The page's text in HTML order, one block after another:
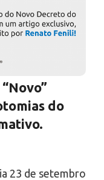
do
23 de setembro